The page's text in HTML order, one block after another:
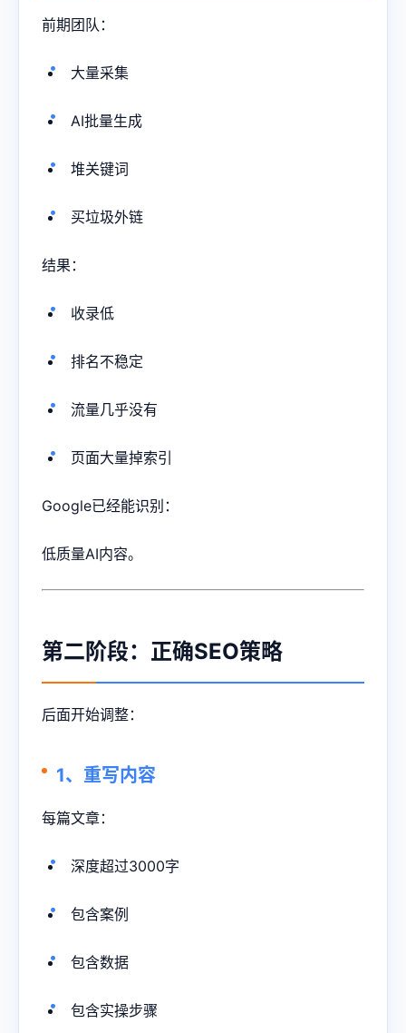
前期团队：
大量采集
AI批量生成
堆关键词
买垃圾外链
结果：
收录低
排名不稳定
流量几乎没有
页面大量掉索引
Google已经能识别：
低质量AI内容。
第二阶段：正确SEO策略
后面开始调整：
1、重写内容
每篇文章：
深度超过3000字
包含案例
包含数据
包含实操步骤